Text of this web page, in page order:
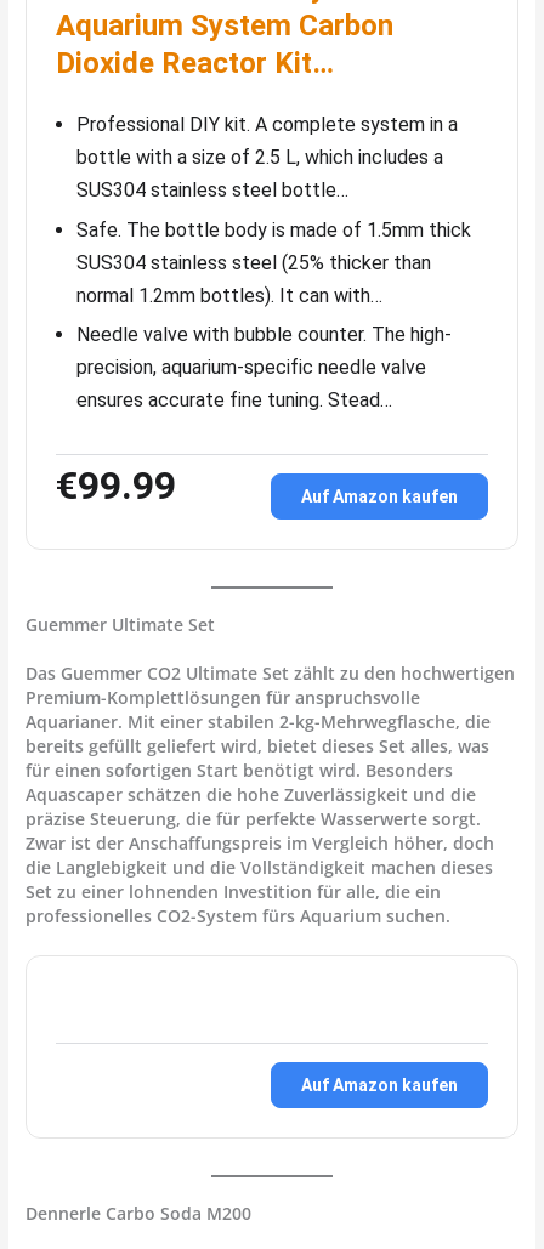
Aquarium System Carbon
Dioxide Reactor Kit…
Professional DIY kit. A complete system in a
bottle with a size of 2.5 L, which includes a
SUS304 stainless steel bottle…
Safe. The bottle body is made of 1.5mm thick
SUS304 stainless steel (25% thicker than
normal 1.2mm bottles). It can with…
Needle valve with bubble counter. The high-
precision, aquarium-specific needle valve
ensures accurate fine tuning. Stead…
€99.99 Auf Amazon kaufen
Guemmer Ultimate Set
Das Guemmer CO2 Ultimate Set zählt zu den hochwertigen
Premium-Komplettlösungen für anspruchsvolle
Aquarianer. Mit einer stabilen2-kg-Mehrwegflasche, die
bereits gefüllt geliefert wird, bietet dieses Set alles, was
für einen sofortigen Start benötigt wird. Besonders
Aquascaper schätzen die hohe Zuverlässigkeit und die
präzise Steuerung, die für perfekte Wasserwerte sorgt.
Zwar ist der Anschaffungspreis im Vergleich höher, doch
die Langlebigkeit und die Vollständigkeit machen dieses
Set zu einer lohnenden Investition für alle, die ein
professionelles CO2-System fürs Aquarium suchen.
Auf Amazon kaufen
Dennerle Carbo Soda M200